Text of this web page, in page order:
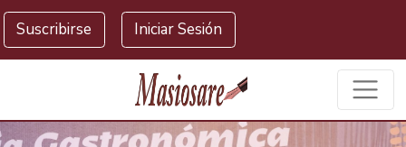
Masiosare agencia de noticias
Suscribirse Iniciar Sesión